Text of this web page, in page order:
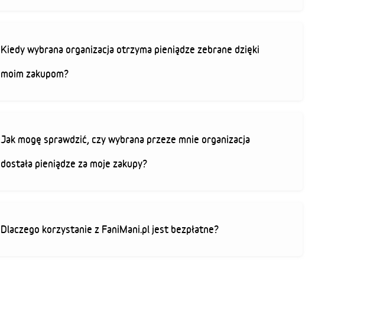
Kiedy wybrana organizacja otrzyma pieniądze zebrane dzięki
moim zakupom?
Jak mogę sprawdzić, czy wybrana przeze mnie organizacja
dostała pieniądze za moje zakupy?
Dlaczego korzystanie z FaniMani.pl jest bezpłatne?